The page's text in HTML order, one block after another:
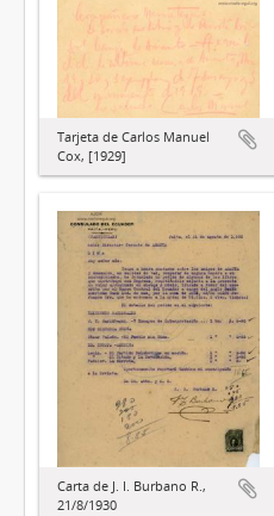
Tarjeta de Carlos Manuel
Cox, [1929]
Carta de J. I. Burbano R.,
21/8/1930